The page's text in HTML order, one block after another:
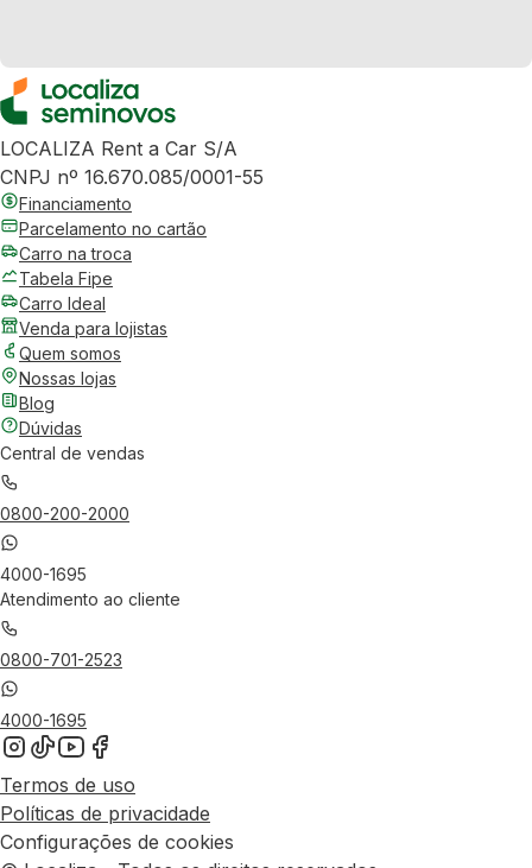
LOCALIZA Rent a Car S/A
CNPJ nº 16.670.085/0001-55
Financiamento
Parcelamento no cartão
Carro na troca
Tabela Fipe
Carro Ideal
Venda para lojistas
Quem somos
Nossas lojas
Blog
Dúvidas
Central de vendas
0800-200-2000
4000-1695
Atendimento ao cliente
0800-701-2523
4000-1695
Termos de uso
Políticas de privacidade
Configurações de cookies